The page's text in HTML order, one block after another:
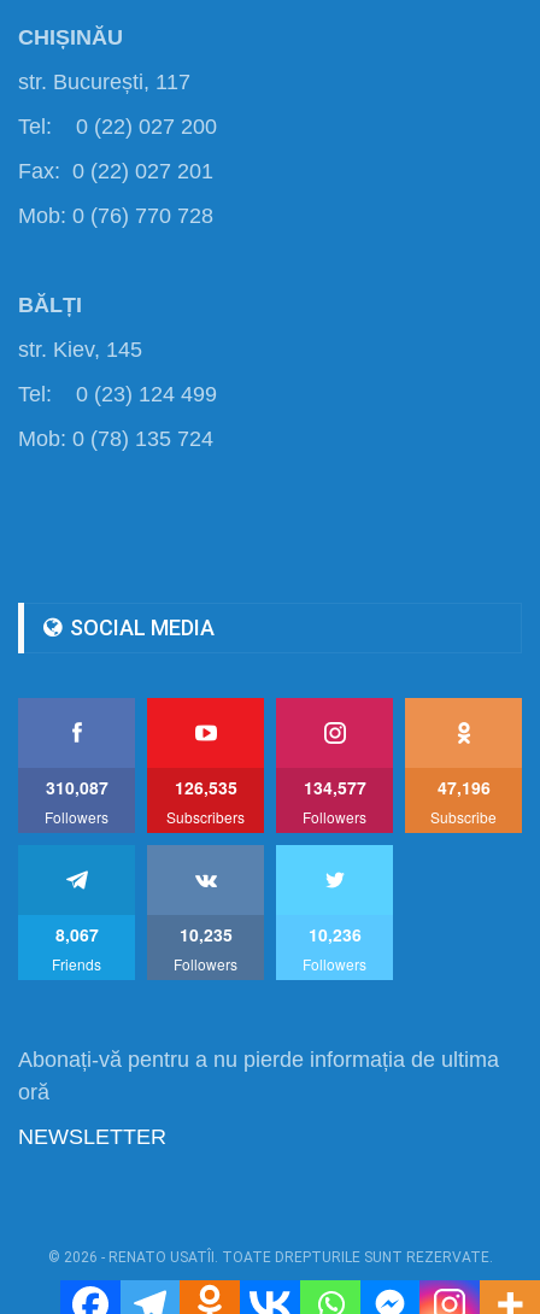
CHIȘINĂU
str. București, 117
Tel: 0 (22) 027 200
Fax: 0 (22) 027 201
Mob: 0 (76) 770 728
BĂLȚI
str. Kiev, 145
Tel: 0 (23) 124 499
Mob: 0 (78) 135 724
SOCIAL MEDIA
310,087
Followers
126,535
Subscribers
134,577
Followers
47,196
Subscribe
8,067
Friends
10,235
Followers
10,236
Followers
Abonați-vă pentru a nu pierde informația de ultima
oră
NEWSLETTER
© 2026 - RENATO USATÎI. TOATE DREPTURILE SUNT REZERVATE.
Power by:RU1